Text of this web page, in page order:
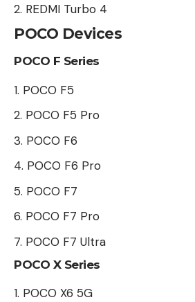
REDMI Turbo 4
POCO Devices
POCO F Series
POCO F5
POCO F5 Pro
POCO F6
POCO F6 Pro
POCO F7
POCO F7 Pro
POCO F7 Ultra
POCO X Series
POCO X6 5G